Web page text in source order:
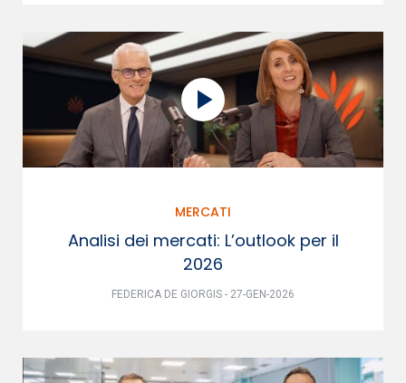
MERCATI
Analisi dei mercati: L’outlook per il
2026
FEDERICA DE GIORGIS - 27-GEN-2026